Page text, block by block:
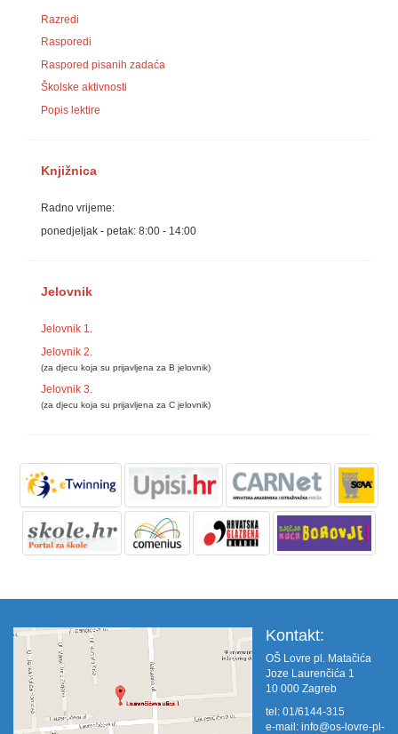
Razredi
Rasporedi
Raspored pisanih zadaća
Školske aktivnosti
Popis lektire
Knjižnica
Radno vrijeme:
ponedjeljak - petak: 8:00 - 14:00
Jelovnik
Jelovnik 1.
Jelovnik 2.
(za djecu koja su prijavljena za B jelovnik)
Jelovnik 3.
(za djecu koja su prijavljena za C jelovnik)
Kontakt:
OŠ Lovre pl. Matačića
Joze Laurenčića 1
10 000 Zagreb
tel: 01/6144-315
e-mail: info@os-lovre-pl-